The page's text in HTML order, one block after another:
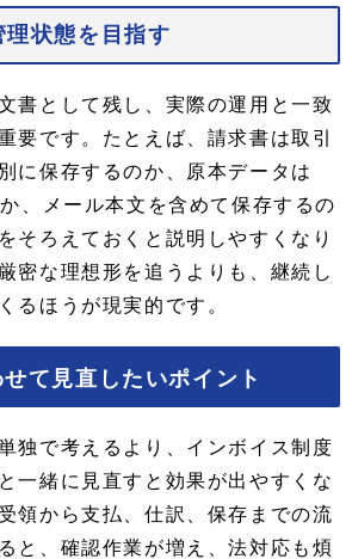
状態を目指す
書として残し、実際の運用と一致
要です。たとえば、請求書は取引
に保存するのか、原本データは
、メール本文を含めて保存するの
そろえておくと説明しやすくなり
密な理想形を追うよりも、継続し
るほうが現実的です。
て見直したいポイント
独で考えるより、インボイス制度
一緒に見直すと効果が出やすくな
領から支払、仕訳、保存までの流
と、確認作業が増え、法対応も煩